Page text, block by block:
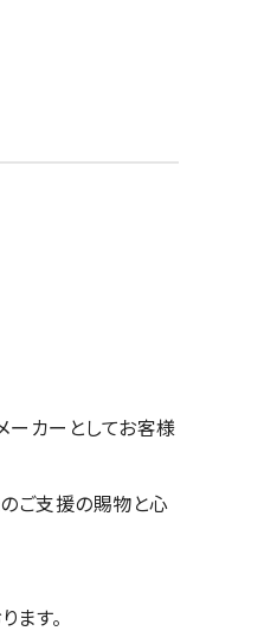
ーカーとしてお客様
ご支援の賜物と心
す。